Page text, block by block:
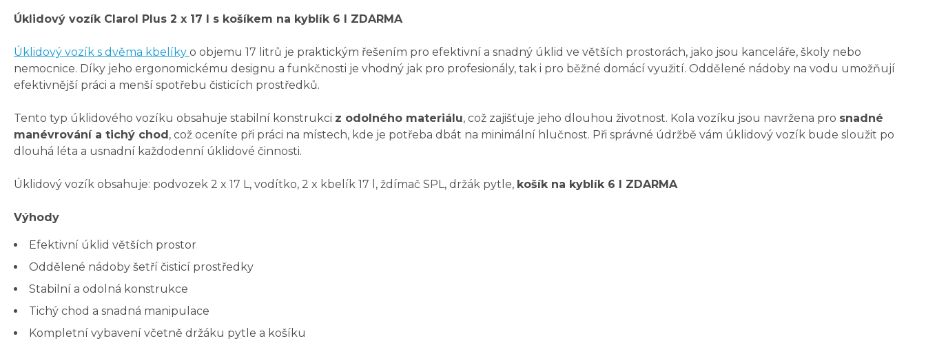
Úklidový vozík Clarol Plus 2 x 17 l s košíkem na kyblík 6 l ZDARMA
Úklidový vozík s dvěma kbelíky o objemu 17 litrů je praktickým řešením pro efektivní a snadný úklid ve větších prostorách, jako jsou kanceláře, školy nebo
nemocnice. Díky jeho ergonomickému designu a funkčnosti je vhodný jak pro profesionály, tak i pro běžné domácí využití. Oddělené nádoby na vodu umožňují
efektivnější práci a menší spotřebu čisticích prostředků.
Tento typ úklidového vozíku obsahuje stabilní konstrukci z odolného materiálu, což zajišťuje jeho dlouhou životnost. Kola vozíku jsou navržena pro snadné
manévrování a tichý chod , což oceníte při práci na místech, kde je potřeba dbát na minimální hlučnost. Při správné údržbě vám úklidový vozík bude sloužit po
dlouhá léta a usnadní každodenní úklidové činnosti.
Úklidový vozík obsahuje: podvozek 2 x 17 L, vodítko, 2 x kbelík 17 l, ždímač SPL, držák pytle, košík na kyblík 6 l ZDARMA
Výhody
Efektivní úklid větších prostor
Oddělené nádoby šetří čisticí prostředky
Stabilní a odolná konstrukce
Tichý chod a snadná manipulace
Kompletní vybavení včetně držáku pytle a košíku